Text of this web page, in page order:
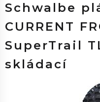
Schwalbe
CURRENT
SuperTrail
skládací